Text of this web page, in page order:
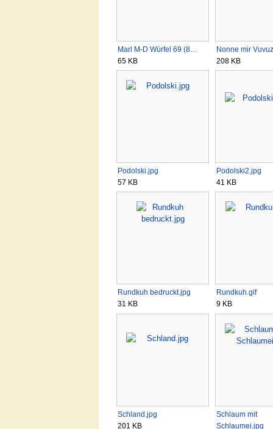
Marl M-D Würfel 69 (8…
65 KB
Nonne mir
208 KB
Podolski.jpg
57 KB
Podolski2.jpg
41 KB
Rundkuh bedruckt.jpg
31 KB
Rundkuh.gif
9 KB
Schland.jpg
201 KB
Schlaum mit
Schlaumei.jpg